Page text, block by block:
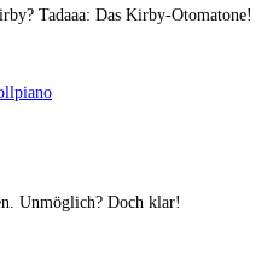
Tadaaa: Das Kirby-Otomatone!
Unmöglich? Doch klar!